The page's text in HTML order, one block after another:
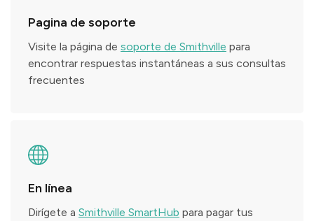
Pagina de soporte
Visite la página de soporte de Smithville para
encontrar respuestas instantáneas a sus consultas
frecuentes
En línea
Dirígete a Smithville SmartHub para pagar tus